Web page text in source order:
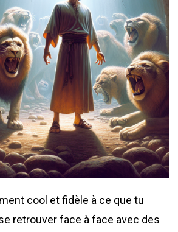
cool et fidèle à ce que tu
retrouver face à face avec des